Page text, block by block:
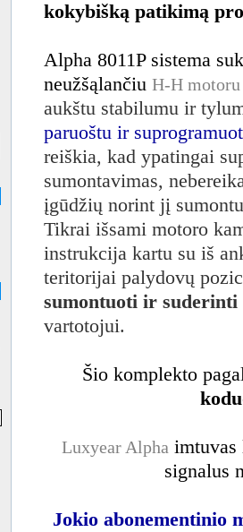
kokybišką patikimą
Alpha 8011P sistema
neužšąlančiu H-H
aukštu stabilumu ir
paruoštu ir
reiškia, kad ypatingai
sumontavimas,
įgūdžių norint jį
Tikrai išsami motoro
instrukcija kartu su iš
teritorijai palydovų
sumontuoti ir suderinti
vartotojui.
Šio komplekto
Luxyear Alphaimtuvas
signalus
Jokio abonementinio